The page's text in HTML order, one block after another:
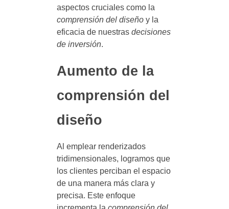
aspectos cruciales como la
comprensión del diseñoy la
eficacia de nuestras decisiones
de inversión.
Aumento de la
comprensión del
diseño
Al emplear renderizados
tridimensionales, logramos que
los clientes perciban el espacio
de una manera más clara y
precisa. Este enfoque